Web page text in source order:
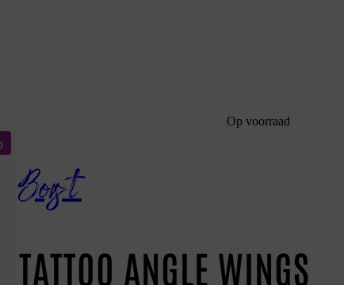
Op voorraad
Borst
TATTOO ANGLE WINGS